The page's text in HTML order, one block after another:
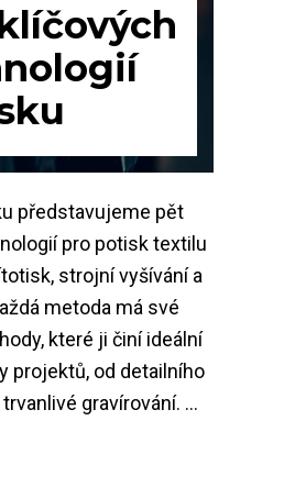
představujeme pět
pro potisk textilu
strojní vyšívání a
metoda má své
které ji činí ideální
projektů, od detailního
gravírování.